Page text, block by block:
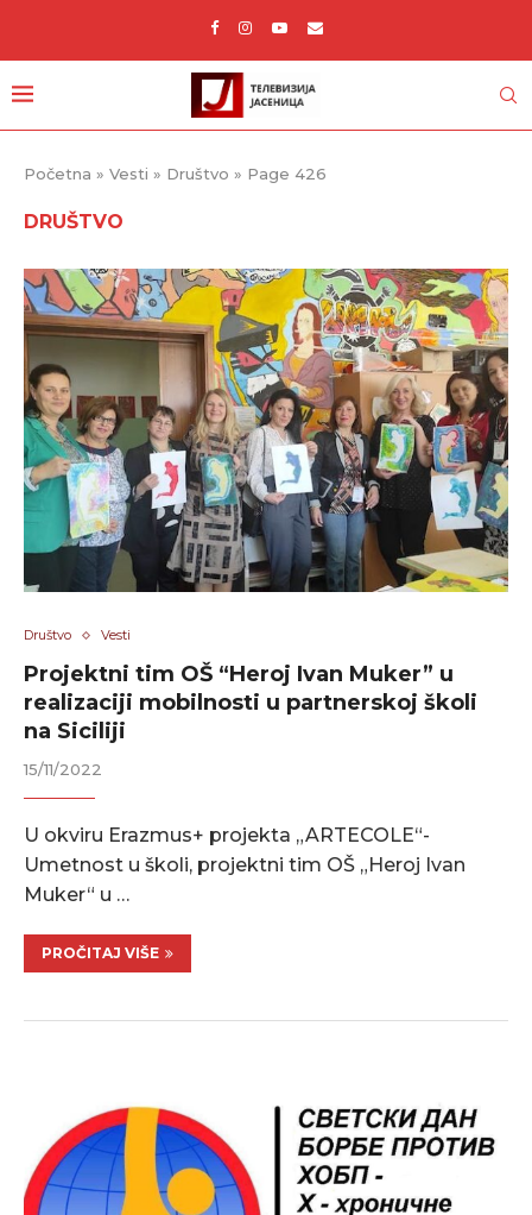
Početna » Vesti » Društvo » Page 426
DRUŠTVO
Društvo Vesti
Projektni tim OŠ “Heroj Ivan Muker” u
realizaciji mobilnosti u partnerskoj školi
na Siciliji
15/11/2022
U okviru Erazmus+ projekta „ARTECOLE“-
Umetnost u školi, projektni tim OŠ „Heroj Ivan
Muker“ u …
PROČITAJ VIŠE